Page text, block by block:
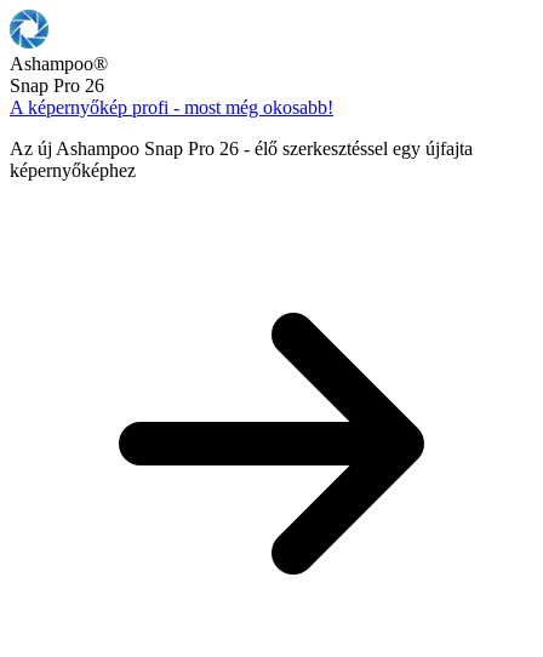
Ashampoo®
Snap Pro 26
A képernyőkép profi - most még okosabb!
Az új Ashampoo Snap Pro 26 - élő szerkesztéssel egy újfajta
képernyőképhez